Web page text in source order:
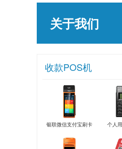
关于我们
收款POS机
银联微信支付宝刷卡
POS机
个人